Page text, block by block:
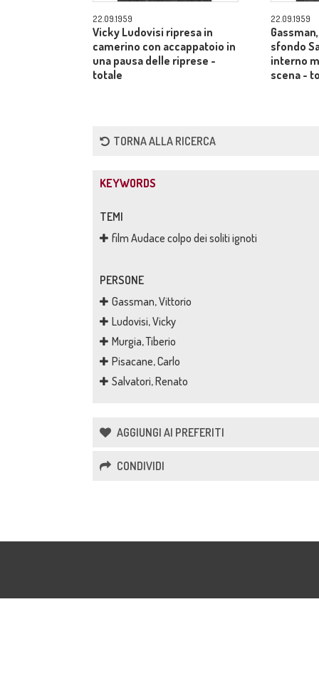
22.09.1959
Vicky Ludovisi ripresa in
camerino con accappatoio in
una pausa delle riprese -
totale
22.09.1959
sfondo
interno
scena -
TORNA ALLA RICERCA
KEYWORDS
TEMI
film Audace colpo dei soliti ignoti
PERSONE
Gassman, Vittorio
Ludovisi, Vicky
Murgia, Tiberio
Pisacane, Carlo
Salvatori, Renato
AGGIUNGI AI PREFERITI
CONDIVIDI